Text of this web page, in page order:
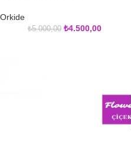
Orkide
₺5.000,00 ₺4.500,00